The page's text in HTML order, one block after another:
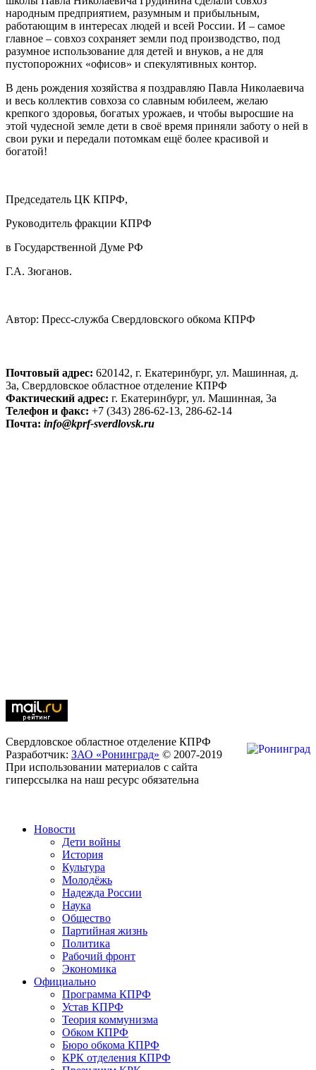
народным предприятием, разумным и прибыльным,
работающим в интересах людей и всей России. И – самое
главное – совхоз сохраняет земли под производство, под
разумное использование для детей и внуков, а не для
пустопорожних «офисов» и спекулятивных контор.
В день рождения хозяйства я поздравляю Павла Николаевича
и весь коллектив совхоза со славным юбилеем, желаю
крепкого здоровья, богатых урожаев, и чтобы выросшие на
этой чудесной земле дети в своё время приняли заботу о ней в
свои руки и передали потомкам ещё более красивой и
богатой!
Председатель ЦК КПРФ,
Руководитель фракции КПРФ
в Государственной Думе РФ
Г.А. Зюганов.
Автор: Пресс-служба Свердловского обкома КПРФ
Почтовый адрес: 620142, г. Екатеринбург, ул. Машинная, д.
3а, Свердловское областное отделение КПРФ
Фактический адрес: г. Екатеринбург, ул. Машинная, 3а
Телефон и факс: +7 (343) 286-62-13, 286-62-14
Почта: info@kprf-sverdlovsk.ru
Свердловское областное отделение КПРФ
Разработчик: ЗАО «Ронинград» © 2007-2019
При использовании материалов с сайта
гиперссылка на наш ресурс обязательна
Новости
Дети войны
История
Культура
Молодёжь
Надежда России
Наука
Общество
Партийная жизнь
Политика
Рабочий фронт
Экономика
Официально
Программа КПРФ
Устав КПРФ
Теория коммунизма
Обком КПРФ
Бюро обкома КПРФ
КРК отделения КПРФ